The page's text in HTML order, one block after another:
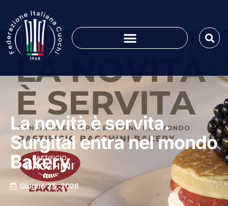
La novità è servita.
Surgital entra nel mondo
Bakery
Giugno 25, 2026